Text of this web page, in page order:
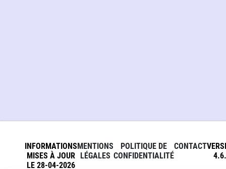
INFORMATIONS
MISES À JOUR
LE 28-04-2026
MENTIONS
LÉGALES
POLITIQUE DE
CONFIDENTIALITÉ
CONTACT